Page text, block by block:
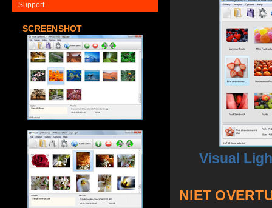
Support
SCREENSHOT
Visual
NIET